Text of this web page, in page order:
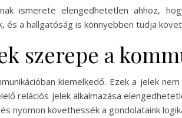
ismerete elengedhetetlen ahhoz,
és a hallgatóság is könnyebben tudja
szerepe a
kiemelkedő. Ezek a jelek
relációs jelek alkalmazása
nyomon követhessék a gondolataink